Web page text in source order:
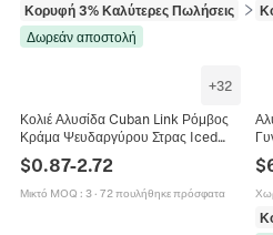
Κορυφή 3% Καλύτερες Πωλήσεις
σε
Δωρεάν αποστολή
+32
Κολιέ Αλυσίδα Cuban Link Ρόμβος
Κράμα Ψευδαργύρου Στρας Iced
Out Hip Hop Κοσμήματα Για Άνδρες
Γυναίκες
$0.87-2.72
Μικτό MOQ : 3· 72 πουλήθηκε πρόσφατα
$